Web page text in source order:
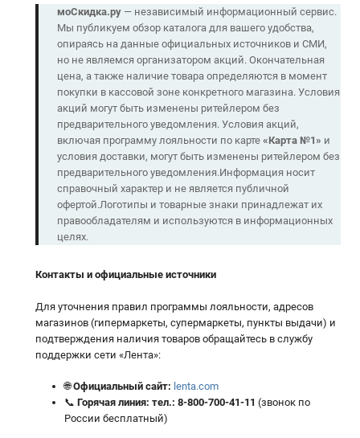
моСкидка.ру— независимый информационный сервис.
Мы публикуем обзор каталога для вашего удобства,
опираясь на данные официальных источников и СМИ,
но не являемся организатором акций. Окончательная
цена, а также наличие товара определяются в момент
покупки в кассовой зоне конкретного магазина. Условия
акций могут быть изменены ритейлером без
предварительного уведомления. Условия акций,
включая программу лояльности по карте «Карта №1» и
условия доставки, могут быть изменены ритейлером без
предварительного уведомления.Информация носит
справочный характер и не является публичной
офертой.Логотипы и товарные знаки принадлежат их
правообладателям и используются в информационных
целях.
Контакты и официальные источники
Для уточнения правил программы лояльности, адресов
магазинов (гипермаркеты, супермаркеты, пункты выдачи) и
подтверждения наличия товаров обращайтесь в службу
поддержки сети «Лента»:
🌐Официальный сайт: lenta.com
📞 Горячая линия: тел.: 8-800-700-41-11 (звонок по
России бесплатный)